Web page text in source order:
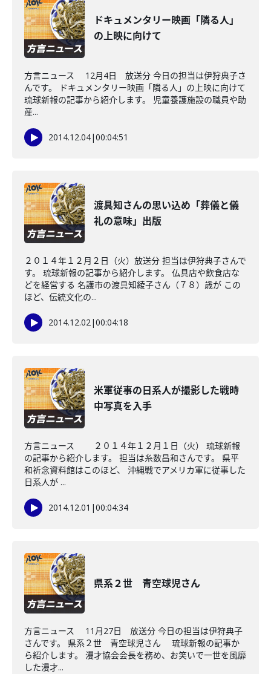
ドキュメンタリー映画「隣る人」
の上映に向けて
方言ニュース 12月4日 放送分 今日の担当は伊狩典子さ
んです。 ドキュメンタリー映画「隣る人」の上映に向けて
琉球新報の記事から紹介します。 児童養護施設の職員や助
産...
2014.12.04|00:04:51
渡具知さんの思い込め「葬儀と儀
礼の意味」出版
２０１４年１２月２日（火）放送分 担当は伊狩典子さんで
す。 琉球新報の記事から紹介します。 仏具店や飲食店な
どを経営する 名護市の渡具知綾子さん（７８）歳が この
ほど、伝統文化の...
2014.12.02|00:04:18
米軍従事の日系人が撮影した戦時
中写真を入手
方言ニュース ２０１４年１２月１日（火） 琉球新報
の記事から紹介します。 担当は糸数昌和さんです。 県平
和祈念資料館はこのほど、 沖縄戦でアメリカ軍に従事した
日系人が ...
2014.12.01 |00:04:34
県系２世 青空球児さん
方言ニュース 11月27日 放送分 今日の担当は伊狩典子
さんです。 県系２世 青空球児さん 琉球新報の記事か
ら紹介します。 漫才協会会長を務め、お笑いで一世を風靡
した漫才...